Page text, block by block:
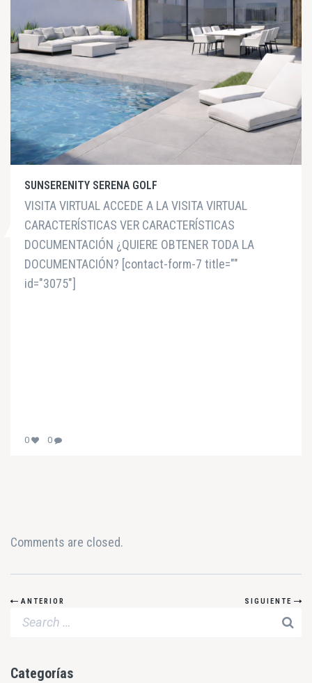
SUNSERENITY SERENA GOLF
VISITA VIRTUAL ACCEDE A LA VISITA VIRTUAL
CARACTERÍSTICAS VER CARACTERÍSTICAS
DOCUMENTACIÓN ¿QUIERE OBTENER TODA LA
DOCUMENTACIÓN? [contact-form-7 title=""
id="3075"]
0 0
Comments are closed.
ANTERIOR SIGUIENTE
Categorías